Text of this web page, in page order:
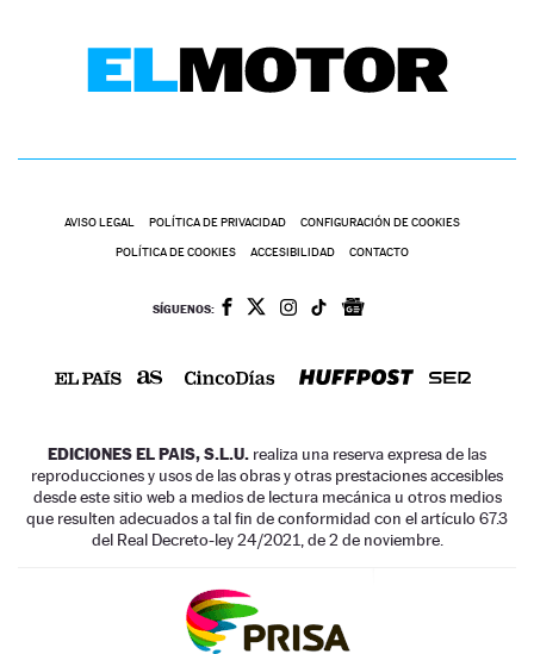
AVISO LEGAL POLÍTICA DE PRIVACIDAD CONFIGURACIÓN DE COOKIES
POLÍTICA DE COOKIES ACCESIBILIDAD CONTACTO
SÍGUENOS:
EDICIONES EL PAIS, S.L.U. realiza una reserva expresa de las
reproducciones y usos de las obras y otras prestaciones accesibles
desde este sitio web a medios de lectura mecánica u otros medios
que resulten adecuados a tal fin de conformidad con el artículo 67.3
del Real Decreto-ley 24/2021, de 2 de noviembre.